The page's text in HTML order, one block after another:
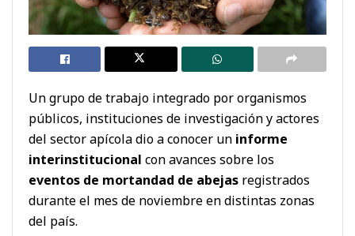
Un grupo de trabajo integrado por organismos
públicos, instituciones de investigación y actores
del sector apícola dio a conocer un informe
interinstitucional con avances sobre los
eventos de mortandad de abejas registrados
durante el mes de noviembre en distintas zonas
del país.